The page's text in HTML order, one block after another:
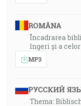
ROMÂNA
Încadrarea
îngeri și a
MP3
РУССКИЙ
Thema: